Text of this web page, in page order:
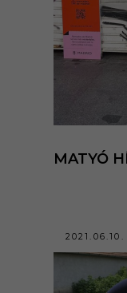
MATYÓ
2021.06.10.